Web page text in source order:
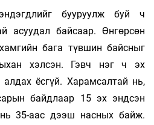
бууруулж буй ч
асуудал байсаар. Өнгөрсөн
бага түвшин байсныг
хэлсэн. Гэвч нэг ч эх
ёсгүй. Харамсалтай нь,
байдлаар 15 эх эндсэн
35-аас дээш насных байж.